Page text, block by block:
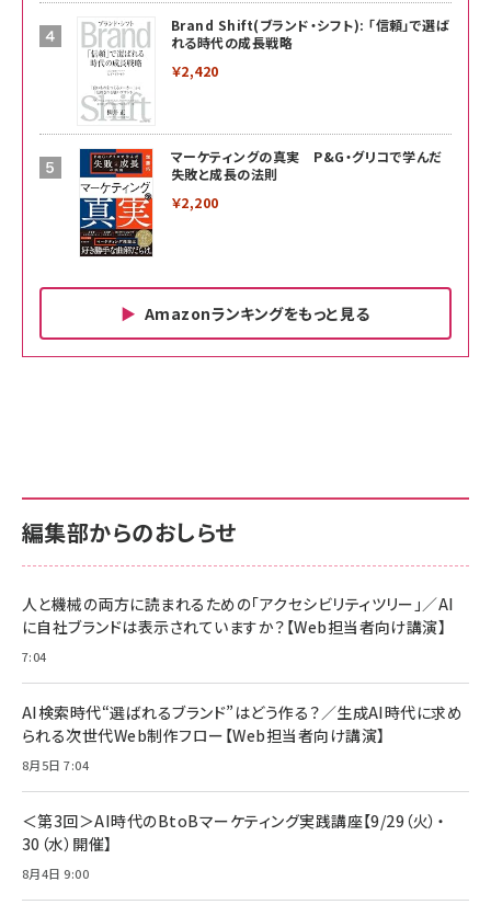
Brand Shift(ブランド・シフト): 「信頼」で選ば
れる時代の成長戦略
￥2,420
マーケティングの真実 P&G・グリコで学んだ
失敗と成長の法則
￥2,200
Amazonランキングをもっと見る
￥880
anan(アンアン)2026/06/24号 No.2500増刊
スペシャルエディション[王道エンタメの矜持／
￥1,100
年後半、あなたの恋と運命／山田涼介]
￥880
サポート正規品 メーカー保証5年 KLMEA128G
NIMASO ガラスフィルム iPhone 17 用 保護フィ
すい ガイド枠付き いPhone17 (6.3インチ) 対応
2枚セット DSP25F1698
￥1,599
【New】Amazon Fire TV Stick HD | 手軽にスト
レイヤー
￥6,980
Anker Soundcore P31i (Bluetooth 6.1) 【完
全ワイヤレスイヤホン/アクティブノイズキャンセリ
ング/マルチポイント接続 / 最大50時間再生 / PSE
Anker PowerLine III Flow USB-C & USB-C
サポート正規品 メーカー保証5年 KLMEA128G
Amazon eギフトカード - Amazonロゴ - クラ
￥5,000
ケーブル Anker絡まないケーブル 240W 結束バン
17 / 16 / 15 / Galaxy iPad Pro MacBook
Pro/Air 各種対応 (1.8m ミッドナイトブラック)
￥1,890
キャンペーン】
編集部からのおしらせ
人と機械の両方に読まれるための「アクセシビリティツリー」／AI
に自社ブランドは表示されていますか？【Web担当者向け講演】
7:04
AI検索時代“選ばれるブランド”はどう作る？／生成AI時代に求め
られる次世代Web制作フロー【Web担当者向け講演】
8月5日 7:04
＜第3回＞AI時代のBtoBマーケティング実践講座【9/29（火）・
30（水）開催】
8月4日 9:00